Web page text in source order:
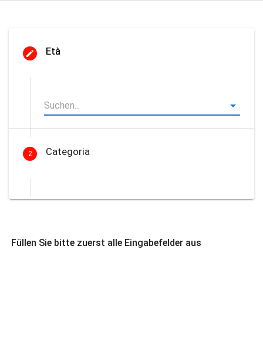
Età
2 Categoria
Füllen Sie bitte zuerst alle Eingabefelder aus